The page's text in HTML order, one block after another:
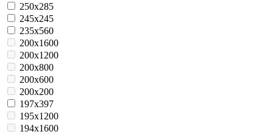
250x285
245х245
235x560
200x1600
200x1200
200x800
200x600
200x200
197x397
195х1200
194x1600